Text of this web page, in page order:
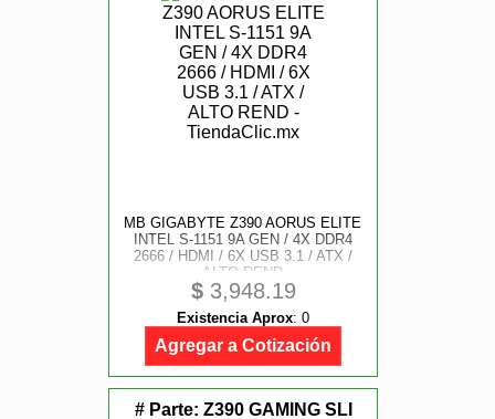
MB GIGABYTE Z390 AORUS ELITE
INTEL S-1151 9A GEN / 4X DDR4
2666 / HDMI / 6X USB 3.1 / ATX /
ALTO REND
$3,948.19
Existencia Aprox: 0
Agregar a Cotización
# Parte: Z390 GAMING SLI